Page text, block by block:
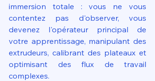
immersion totale : vous ne vous
contentez pas d'observer, vous
devenez l'opérateur principal de
votre apprentissage, manipulant des
extrudeurs, calibrant des plateaux et
optimisant des flux de travail
complexes.